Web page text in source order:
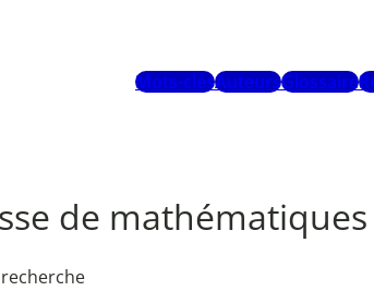
Mots-clésAuteursGlossaire
de mathématiques